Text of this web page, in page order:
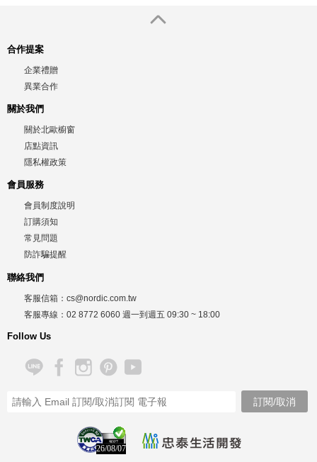
合作提案
企業禮贈
異業合作
關於我們
關於北歐櫥窗
店點資訊
隱私權政策
會員服務
會員制度說明
訂購須知
常見問題
防詐騙提醒
聯絡我們
客服信箱： cs@nordic.com.tw
客服專線： 02 8772 6060 週一到週五 09:30 ~ 18:00
Follow Us
26/08/07